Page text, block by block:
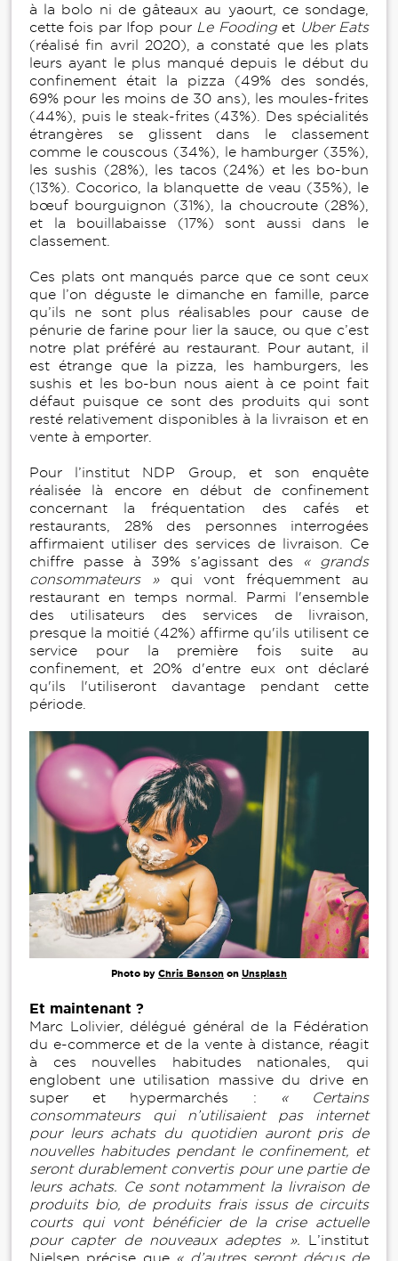
à la bolo ni de gâteaux au yaourt, ce sondage,
cette fois par Ifop pour Le Foodinget Uber Eats
(réalisé fin avril 2020), a constaté que les plats
leurs ayant le plus manqué depuis le début du
confinement était la pizza (49% des sondés,
69% pour les moins de 30 ans), les moules-frites
(44%), puis le steak-frites (43%). Des spécialités
étrangères se glissent dans le classement
comme le couscous (34%), le hamburger (35%),
les sushis (28%), les tacos (24%) et les bo-bun
(13%). Cocorico, la blanquette de veau (35%), le
bœuf bourguignon (31%), la choucroute (28%),
et la bouillabaisse (17%) sont aussi dans le
classement.
Ces plats ont manqués parce que ce sont ceux
que l’on déguste le dimanche en famille, parce
qu’ils ne sont plus réalisables pour cause de
pénurie de farine pour lier la sauce, ou que c’est
notre plat préféré au restaurant. Pour autant, il
est étrange que la pizza, les hamburgers, les
sushis et les bo-bun nous aient à ce point fait
défaut puisque ce sont des produits qui sont
resté relativement disponibles à la livraison et en
vente à emporter.
Pour l’institut NDP Group, et son enquête
réalisée là encore en début de confinement
concernant la fréquentation des cafés et
restaurants, 28% des personnes interrogées
affirmaient utiliser des services de livraison. Ce
chiffre passe à 39% s’agissant des
« grands
consommateurs »qui vont fréquemment au
restaurant en temps normal. Parmi l'ensemble
des utilisateurs des services de livraison,
presque la moitié (42%) affirme qu'ils utilisent ce
service pour la première fois suite au
confinement, et 20% d'entre eux ont déclaré
qu'ils l'utiliseront davantage pendant cette
période.
Photo by Chris Benson on Unsplash
Et maintenant ?
Marc Lolivier, délégué général de la Fédération
du e-commerce et de la vente à distance, réagit
à ces nouvelles habitudes nationales, qui
englobent une utilisation massive du drive en
super et hypermarchés :
« Certains
consommateurs qui n’utilisaient pas internet
pour leurs achats du quotidien auront pris de
nouvelles habitudes pendant le confinement, et
seront durablement convertis pour une partie de
leurs achats. Ce sont notamment la livraison de
produits bio, de produits frais issus de circuits
courts qui vont bénéficier de la crise actuelle
pour capter de nouveaux adeptes ». L’institut
Nielsen précise que« d’autres seront déçus de